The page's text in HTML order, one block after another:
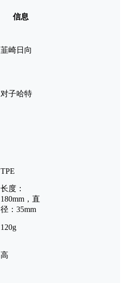
信息
韮崎日向
对子哈特
TPE
长度：
180mm，直
径：35mm
120g
高